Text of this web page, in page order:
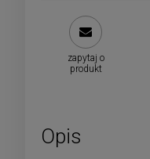
zapytaj o
produkt
Opis